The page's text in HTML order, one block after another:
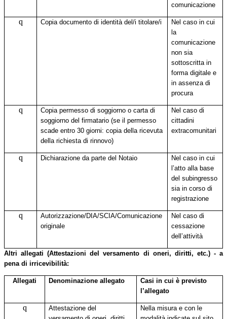
comunicazione
q Copia documento di identità del/i titolare/i
Nel caso in cui
la
comunicazione
non sia
sottoscritta in
forma digitale e
in assenza di
procura
q
Copia permesso di soggiorno o carta di
soggiorno del firmatario (se il permesso
scade entro 30 giorni: copia della ricevuta
della richiesta di rinnovo)
Nel caso di
cittadini
extracomunitari
q Dichiarazione da parte del Notaio
Nel caso in cui
l’atto alla base
del subingresso
sia in corso di
registrazione
q Autorizzazione/DIA/SCIA/Comunicazione
originale
Nel caso di
cessazione
dell’attività
Altri allegati (Attestazioni del versamento di oneri, diritti, etc.) - a
pena di irricevibilità:
Allegati Denominazione allegato
Casi in cui è previsto
l’allegato
q
Attestazione del
Nella misura e con le